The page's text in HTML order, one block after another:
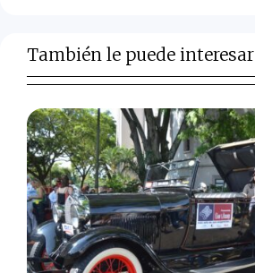
También le puede interesar